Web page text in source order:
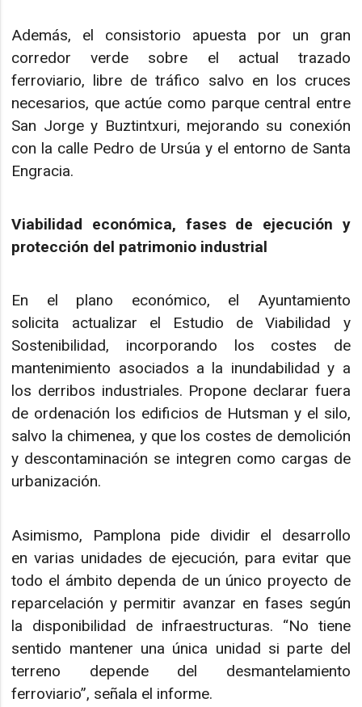
Además, el consistorio apuesta por un gran
corredor verde sobre el actual trazado
ferroviario, libre de tráfico salvo en los cruces
necesarios, que actúe como parque central entre
San Jorge y Buztintxuri, mejorando su conexión
con la calle Pedro de Ursúa y el entorno de Santa
Engracia.
Viabilidad económica, fases de ejecución y
protección del patrimonio industrial
En el plano económico, el Ayuntamiento
solicita actualizar el Estudio de Viabilidad y
Sostenibilidad, incorporando los costes de
mantenimiento asociados a la inundabilidad y a
los derribos industriales. Propone declarar fuera
de ordenación los edificios de Hutsman y el silo,
salvo la chimenea, y que los costes de demolición
y descontaminación se integren como cargas de
urbanización.
Asimismo, Pamplona pide dividir el desarrollo
en varias unidades de ejecución, para evitar que
todo el ámbito dependa de un único proyecto de
reparcelación y permitir avanzar en fases según
la disponibilidad de infraestructuras. “No tiene
sentido mantener una única unidad si parte del
terreno depende del desmantelamiento
ferroviario”, señala el informe.